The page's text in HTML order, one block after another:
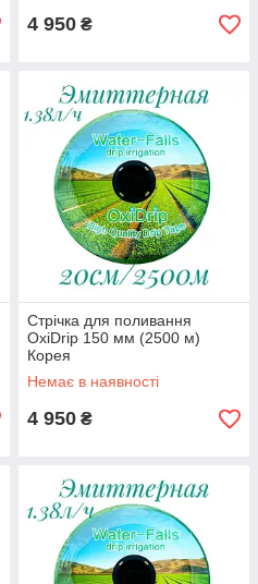
4 950 ₴
Стрічка для поливання
OxiDrip 150 мм (2500 м)
Корея
Немає в наявності
4 950 ₴